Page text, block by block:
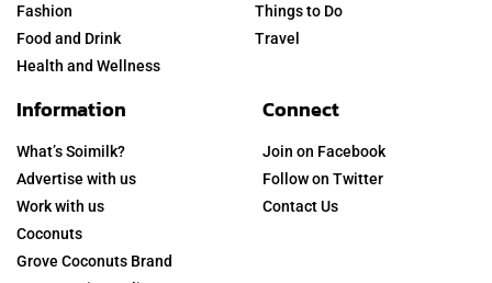
Fashion
Food and Drink
Health and Wellness
Things to Do
Travel
Information
What’s Soimilk?
Advertise with us
Work with us
Coconuts
Grove Coconuts Brand
Connect
Join on Facebook
Follow on Twitter
Contact Us